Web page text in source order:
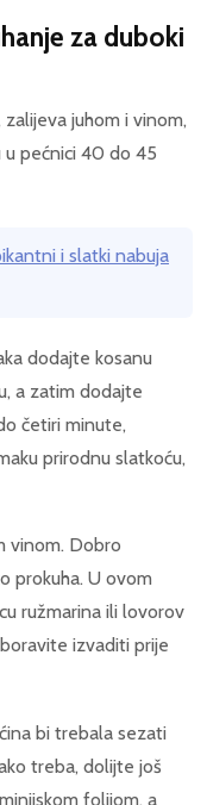
za duboki
juhom i vinom,
u pećnici 40 do 45
i slatki nabuja
dodajte kosanu
a zatim dodajte
četiri minute,
prirodnu slatkoću,
vinom. Dobro
prokuha. U ovom
ružmarina ili lovorov
izvaditi prije
bi trebala sezati
treba, dolijte još
folijom, a